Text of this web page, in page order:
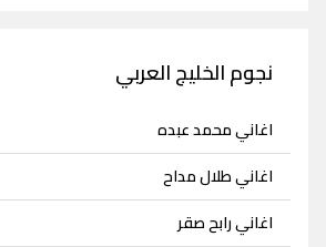
نجوم الخليج العربي
اغاني محمد عبده
اغاني طلال مداح
اغاني رابح صقر